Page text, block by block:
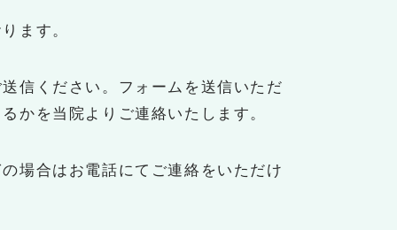
ます。
信ください。フォームを送信いただ
かを当院よりご連絡いたします。
場合はお電話にてご連絡をいただけ